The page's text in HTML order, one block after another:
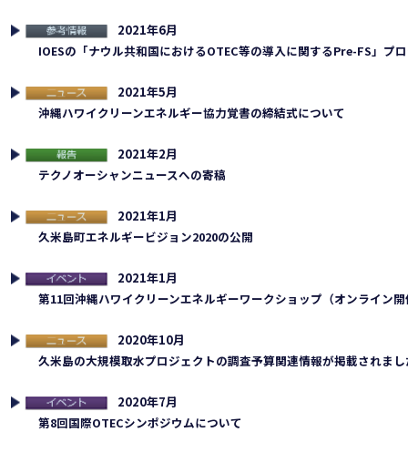
考情報
2021年6月
IOESの「ナウル共和国におけるOTEC等の導入に関するPre-FS」プ
ュース
2021年5月
沖縄ハワイクリーンエネルギー協力覚書の締結式について
告
2021年2月
テクノオーシャンニュースへの寄稿
ュース
2021年1月
久米島町エネルギービジョン2020の公開
連イベント
2021年1月
第11回沖縄ハワイクリーンエネルギーワークショップ（オンライン
ュース
2020年10月
久米島の大規模取水プロジェクトの調査予算関連情報が掲載されま
連イベント
2020年7月
第8回国際OTECシンポジウムについて